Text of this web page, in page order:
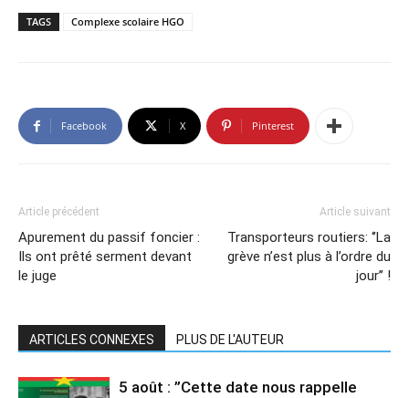
TAGS Complexe scolaire HGO
Facebook X Pinterest
Article précédent
Apurement du passif foncier :
Ils ont prêté serment devant
le juge
Article suivant
Transporteurs routiers: ‘’La
grève n’est plus à l’ordre du
jour’’ !
ARTICLES CONNEXES PLUS DE L'AUTEUR
5 août : ”Cette date nous rappelle